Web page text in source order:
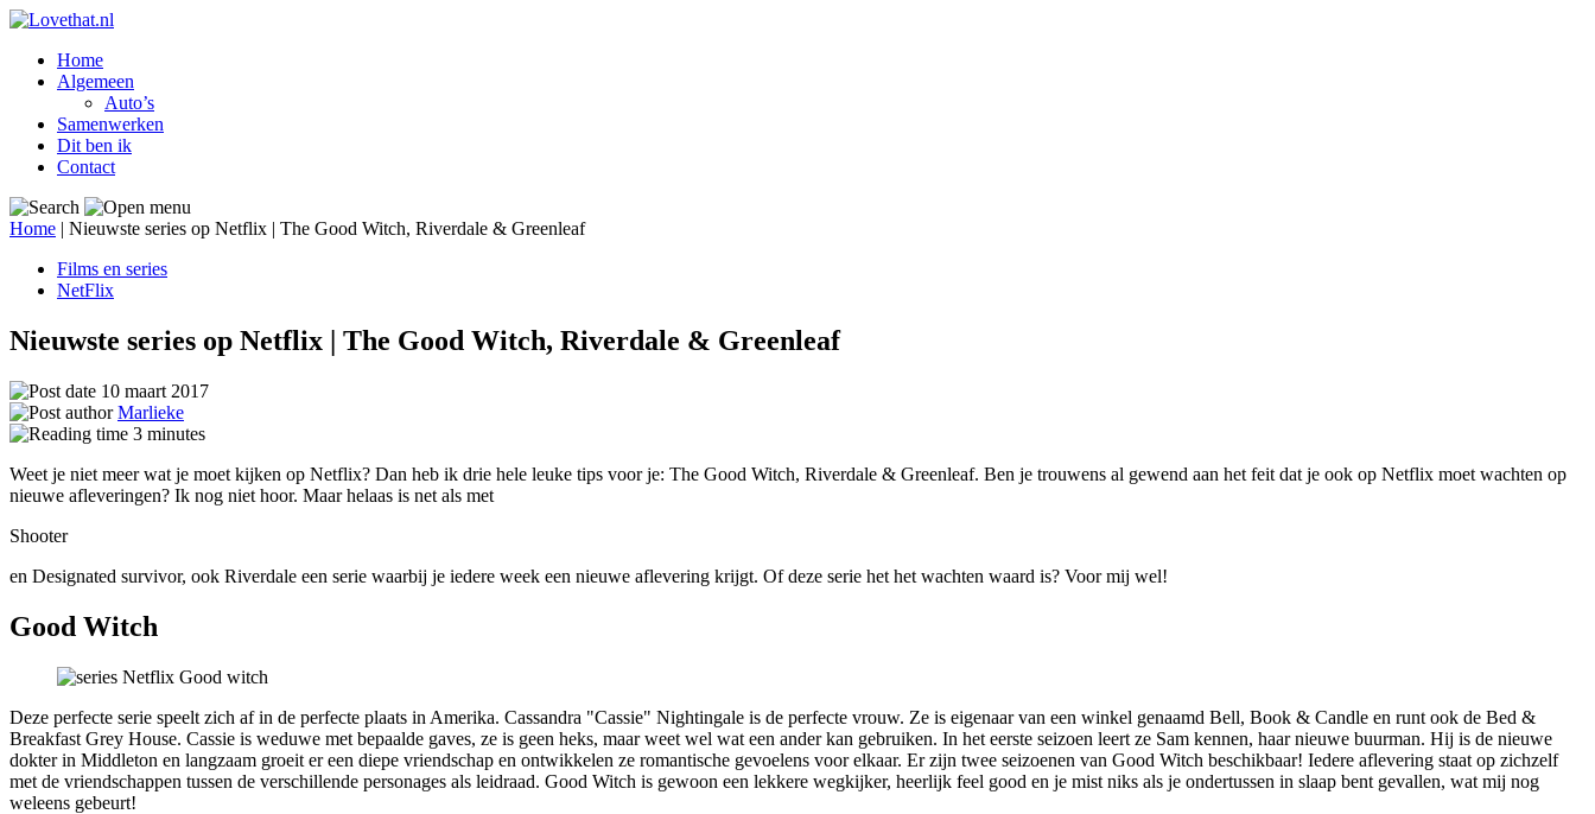
Home
Algemeen
Auto’s
Samenwerken
Dit ben ik
Contact
Home | Nieuwste series op Netflix | The Good Witch, Riverdale & Greenleaf
Films en series
NetFlix
Nieuwste series op Netflix | The Good Witch, Riverdale & Greenleaf
10 maart 2017
Marlieke
3 minutes
Weet je niet meer wat je moet kijken op Netflix? Dan heb ik drie hele leuke tips voor je: The Good Witch, Riverdale & Greenleaf. Ben je trouwens al gewend aan het feit dat je ook op Netflix moet wachten op
nieuwe afleveringen? Ik nog niet hoor. Maar helaas is net als met
Shooter
en Designated survivor, ook Riverdale een serie waarbij je iedere week een nieuwe aflevering krijgt. Of deze serie het het wachten waard is? Voor mij wel!
Good Witch
Deze perfecte serie speelt zich af in de perfecte plaats in Amerika. Cassandra "Cassie" Nightingale is de perfecte vrouw. Ze is eigenaar van een winkel genaamd Bell, Book & Candle en runt ook de Bed &
Breakfast Grey House. Cassie is weduwe met bepaalde gaves, ze is geen heks, maar weet wel wat een ander kan gebruiken. In het eerste seizoen leert ze Sam kennen, haar nieuwe buurman. Hij is de nieuwe
dokter in Middleton en langzaam groeit er een diepe vriendschap en ontwikkelen ze romantische gevoelens voor elkaar. Er zijn twee seizoenen van Good Witch beschikbaar! Iedere aflevering staat op zichzelf
met de vriendschappen tussen de verschillende personages als leidraad. Good Witch is gewoon een lekkere wegkijker, heerlijk feel good en je mist niks als je ondertussen in slaap bent gevallen, wat mij nog
weleens gebeurt!